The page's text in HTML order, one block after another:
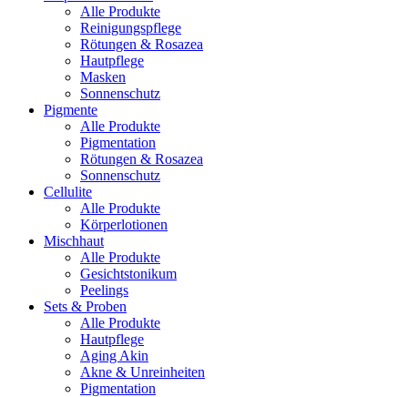
Alle Produkte
Reinigungspflege
Rötungen & Rosazea
Hautpflege
Masken
Sonnenschutz
Pigmente
Alle Produkte
Pigmentation
Rötungen & Rosazea
Sonnenschutz
Cellulite
Alle Produkte
Körperlotionen
Mischhaut
Alle Produkte
Gesichtstonikum
Peelings
Sets & Proben
Alle Produkte
Hautpflege
Aging Akin
Akne & Unreinheiten
Pigmentation